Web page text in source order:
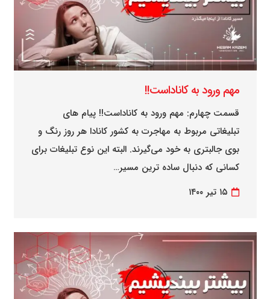
مهم ورود به کاناداست!!
قسمت چهارم: مهم ورود به کاناداست!! پیام های
تبلیغاتی مربوط به مهاجرت به کشور کانادا هر روز رنگ و
بوی جالبتری به خود می‌گیرند. البته این نوع تبلیغات برای
کسانی که دنبال ساده ترین مسیر…
۱۵ تیر ۱۴۰۰